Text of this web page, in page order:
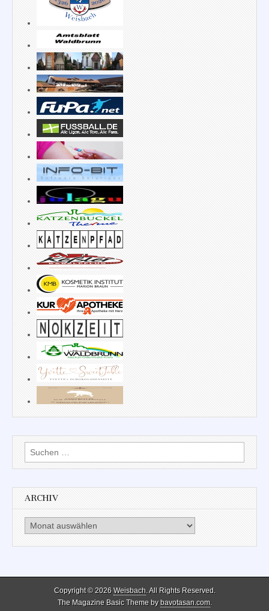
Suchen
nach:
ARCHIV
Archiv
Copyright © 2026 Weisbach. All Rights Reserved.
The Magazine Basic Theme bybavotasan.com.